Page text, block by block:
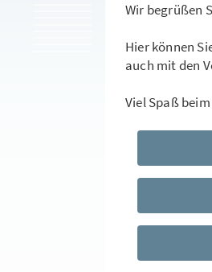
Wir begrüßen
Hier können
auch mit den
Viel Spaß